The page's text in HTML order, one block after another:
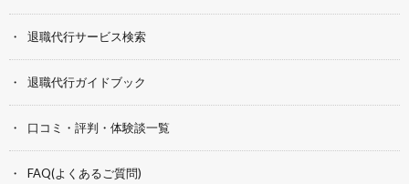
退職代行サービス検索
退職代行ガイドブック
口コミ・評判・体験談一覧
FAQ(よくあるご質問)